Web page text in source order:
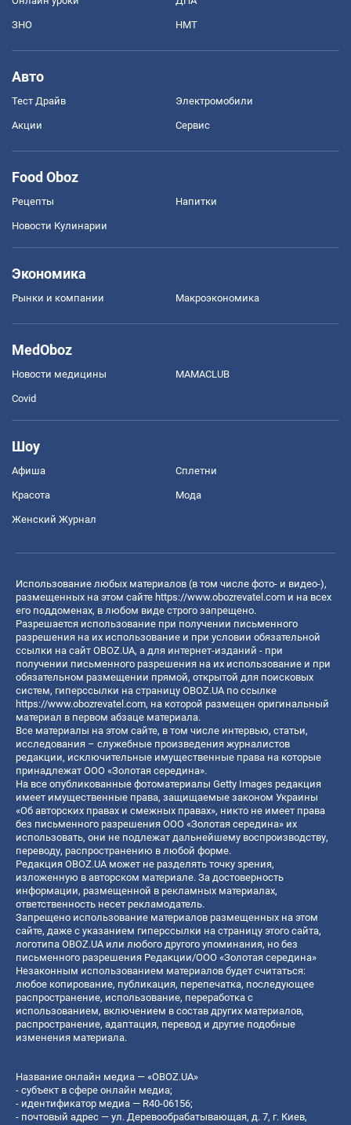
ЗНО НМТ
Авто
Тест Драйв Электромобили
Акции Сервис
Food Oboz
Рецепты Напитки
Новости Кулинарии
Экономика
Рынки и компании Mакроэкономика
MedOboz
Новости медицины MAMACLUB
Covid
Шоу
Афиша Сплетни
Красота Мода
Женский Журнал
Использование любых материалов (в том числе фото- и видео-),
размещенных на этом сайте https://www.obozrevatel.com и на всех
его поддоменах, в любом виде строго запрещено.
Разрешается использование при получении письменного
разрешения на их использование и при условии обязательной
ссылки на сайт OBOZ.UA, а для интернет-изданий - при
получении письменного разрешения на их использование и при
обязательном размещении прямой, открытой для поисковых
систем, гиперссылки на страницу OBOZ.UA по ссылке
https://www.obozrevatel.com, на которой размещен оригинальный
материал в первом абзаце материала.
Все материалы на этом сайте, в том числе интервью, статьи,
исследования – служебные произведения журналистов
редакции, исключительные имущественные права на которые
принадлежат ООО «Золотая середина».
На все опубликованные фотоматериалы Getty Images редакция
имеет имущественные права, защищаемые законом Украины
«Об авторских правах и смежных правах», никто не имеет права
без письменного разрешения ООО «Золотая середина» их
использовать, они не подлежат дальнейшему воспроизводству,
переводу, распространению в любой форме.
Редакция OBOZ.UA может не разделять точку зрения,
изложенную в авторском материале. За достоверность
информации, размещенной в рекламных материалах,
ответственность несет рекламодатель.
Запрещено использование материалов размещенных на этом
сайте, даже с указанием гиперссылки на страницу этого сайта,
логотипа OBOZ.UA или любого другого упоминания, но без
письменного разрешения Редакции/ООО «Золотая середина»
Незаконным использованием материалов будет считаться:
любое копирование, публикация, перепечатка, последующее
распространение, использование, переработка с
использованием, включением в состав других материалов,
распространение, адаптация, перевод и другие подобные
изменения материала.
Название онлайн медиа — «OBOZ.UA»
- субъект в сфере онлайн медиа;
- идентификатор медиа — R40-06156;
- почтовый адрес — ул. Деревообрабатывающая, д. 7, г. Киев,